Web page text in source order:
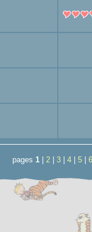
pages 1 2 3 4 5 6